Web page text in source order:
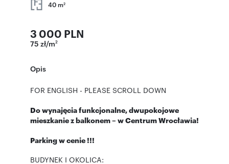
40 m2
3 000 PLN
75 zł/m2
Opis
FOR ENGLISH - PLEASE SCROLL DOWN
Do wynajęcia funkcjonalne, dwupokojowe
mieszkanie z balkonem – w Centrum Wrocławia!
Parking w cenie !!!
BUDYNEK I OKOLICA: